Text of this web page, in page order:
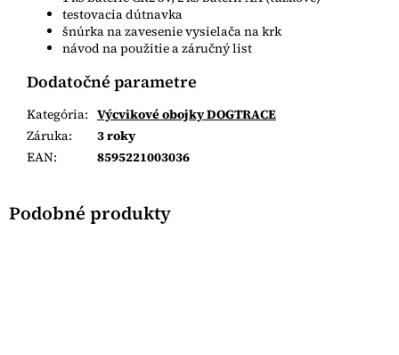
testovacia dútnavka
šnúrka na zavesenie vysielača na krk
návod na použitie a záručný list
Dodatočné parametre
Kategória: Výcvikové obojky DOGTRACE
Záruka:
3 roky
EAN: 8595221003036